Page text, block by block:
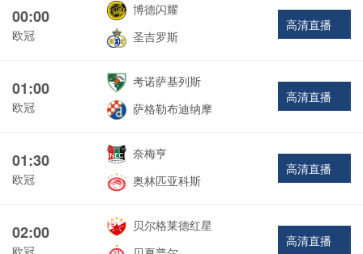
00:00
欧冠
博德闪耀
圣吉罗斯
高清直播
01:00
欧冠
考诺萨基列斯
萨格勒布迪纳摩
高清直播
01:30
欧冠
奈梅亨
奥林匹亚科斯
高清直播
02:00
欧冠
贝尔格莱德红星
高清直播